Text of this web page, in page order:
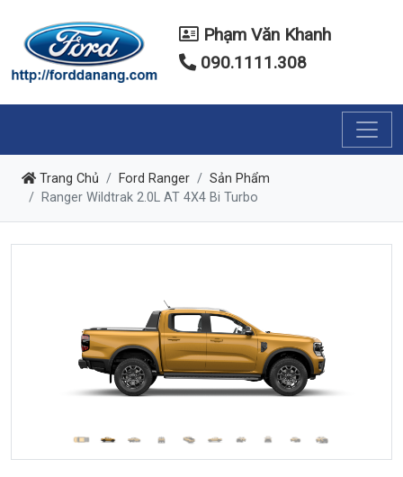
Phạm Văn Khanh
090.1111.308
Trang Chủ Ford Ranger
Sản Phẩm
Ranger Wildtrak 2.0L AT 4X4 Bi Turbo
Previous